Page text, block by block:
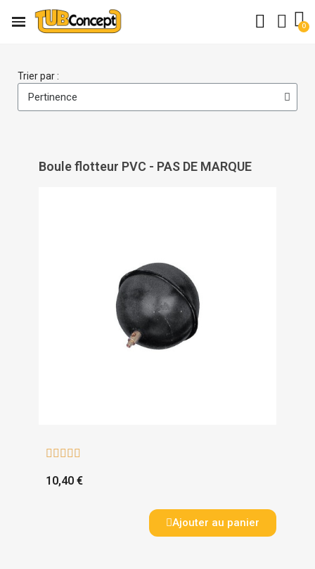
Trier par :
Boule flotteur PVC - PAS DE MARQUE
    
10,40 €
Ajouter au panier